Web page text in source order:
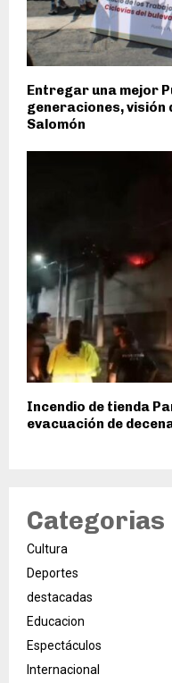
Entregar una mejor
generaciones,
Salomón
Incendio de tienda
evacuación de
Categorias
Cultura
Deportes
destacadas
Educacion
Espectáculos
Internacional